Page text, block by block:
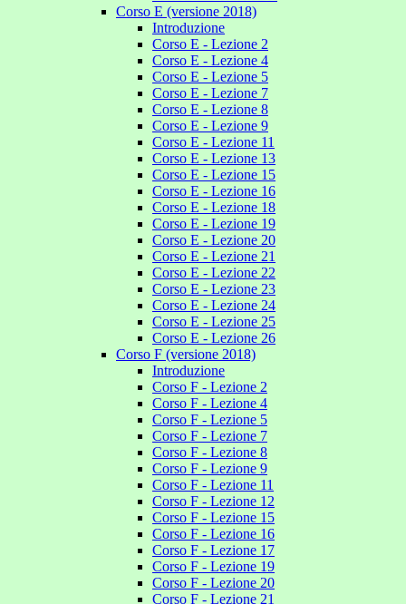
Corso E (versione 2018)
Introduzione
Corso E - Lezione 2
Corso E - Lezione 4
Corso E - Lezione 5
Corso E - Lezione 7
Corso E - Lezione 8
Corso E - Lezione 9
Corso E - Lezione 11
Corso E - Lezione 13
Corso E - Lezione 15
Corso E - Lezione 16
Corso E - Lezione 18
Corso E - Lezione 19
Corso E - Lezione 20
Corso E - Lezione 21
Corso E - Lezione 22
Corso E - Lezione 23
Corso E - Lezione 24
Corso E - Lezione 25
Corso E - Lezione 26
Corso F (versione 2018)
Introduzione
Corso F - Lezione 2
Corso F - Lezione 4
Corso F - Lezione 5
Corso F - Lezione 7
Corso F - Lezione 8
Corso F - Lezione 9
Corso F - Lezione 11
Corso F - Lezione 12
Corso F - Lezione 15
Corso F - Lezione 16
Corso F - Lezione 17
Corso F - Lezione 19
Corso F - Lezione 20
Corso F - Lezione 21